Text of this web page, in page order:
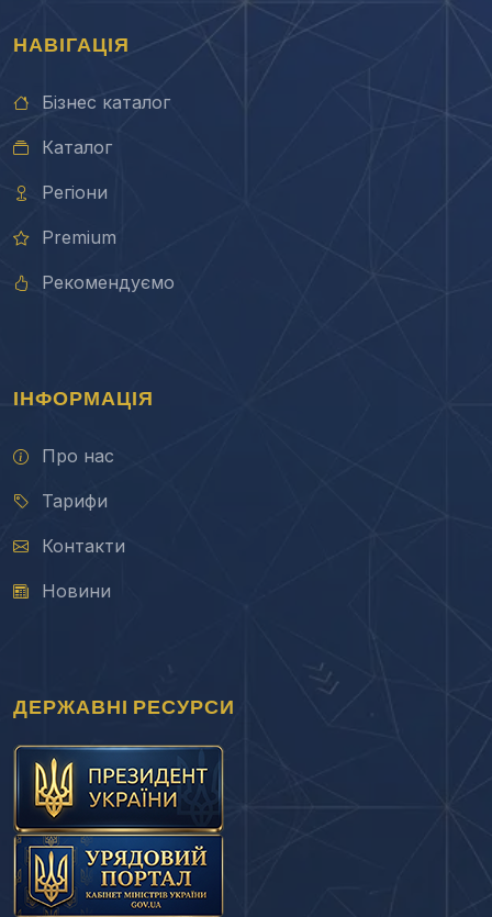
НАВІГАЦІЯ
Бізнес каталог
Каталог
Регіони
Premium
Рекомендуємо
ІНФОРМАЦІЯ
Про нас
Тарифи
Контакти
Новини
ДЕРЖАВНІ РЕСУРСИ